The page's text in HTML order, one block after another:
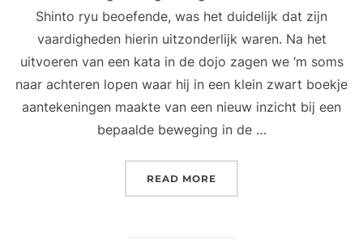
Shinto ryu beoefende, was het duidelijk dat zijn
vaardigheden hierin uitzonderlijk waren. Na het
uitvoeren van een kata in de dojo zagen we ‘m soms
naar achteren lopen waar hij in een klein zwart boekje
aantekeningen maakte van een nieuw inzicht bij een
bepaalde beweging in de …
READ MORE